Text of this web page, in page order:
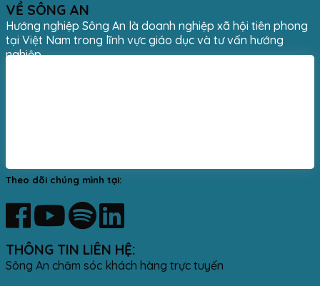
VỀ SÔNG AN
Hướng nghiệp Sông An là doanh nghiệp xã hội tiên phong
tại Việt Nam trong lĩnh vực giáo dục và tư vấn hướng
nghiệp.
Theo dõi chúng mình tại:
THÔNG TIN LIÊN HỆ:
Sông An chăm sóc khách hàng trực tuyến